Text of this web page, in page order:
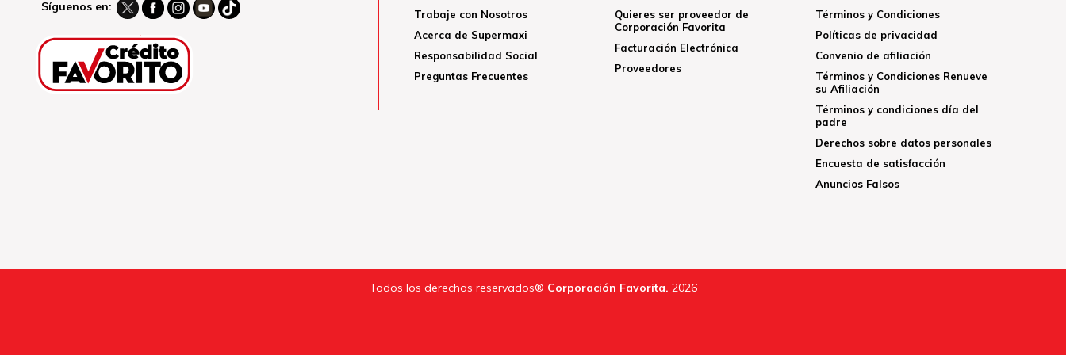
Síguenos en:
Trabaje con Nosotros
Acerca de Supermaxi
Responsabilidad Social
Preguntas Frecuentes
Quieres ser proveedor de
Corporación Favorita
Facturación Electrónica
Proveedores
Términos y Condiciones
Políticas de privacidad
Convenio de afiliación
Términos y Condiciones Renueve
su Afiliación
Términos y condiciones día del
padre
Derechos sobre datos personales
Encuesta de satisfacción
Anuncios Falsos
Todos los derechos reservados® Corporación Favorita. 2026